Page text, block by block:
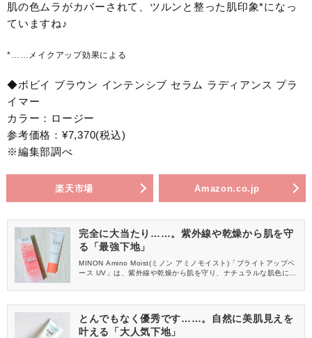
肌の色ムラがカバーされて、ツルンと整った肌印象*になっ
ていますね♪
*……メイクアップ効果による
◆ボビイ ブラウン インテンシブ セラム ラディアンス プラ
イマー
カラー：ロージー
参考価格：¥7,370(税込)
※編集部調べ
楽天市場 Amazon.co.jp
完全に大当たり……。紫外線や乾燥から肌を守
る「最強下地」
MINON Amino Moist(ミノン アミノモイスト)「ブライトアップベ
ース UV」は、紫外線や乾燥から肌を守り、ナチュラルな肌色に整
らのアイテムをレビューしますね♪
とんでもなく優秀です……。自然に美肌見えを
叶える「大人気下地」